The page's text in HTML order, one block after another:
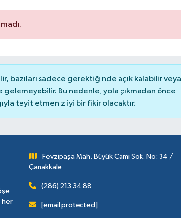
bazıları sadece gerektiğinde açık kalabilir veya
Bu nedenle, yola çıkmadan önce
teyit etmeniz iyi bir fikir olacaktır.
her
Fevzipaşa Mah. Büyük Cami Sok. No: 34 /
Çanakkale
(286) 213 34 88
[email protected]